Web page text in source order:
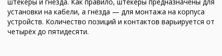
установки на кабели, а гнёзда — для монтажа на корпуса
устройств. Количество позиций и контактов варьируется от
четырёх до пятидесяти.